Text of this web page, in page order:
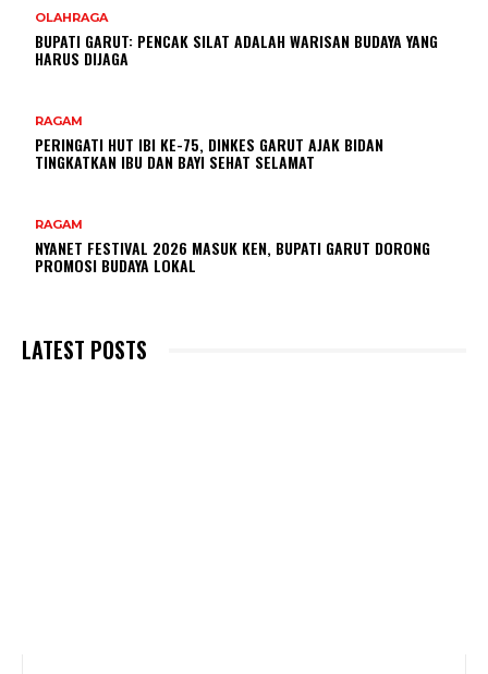
OLAHRAGA
BUPATI GARUT: PENCAK SILAT ADALAH WARISAN BUDAYA YANG
HARUS DIJAGA
RAGAM
PERINGATI HUT IBI KE-75, DINKES GARUT AJAK BIDAN
TINGKATKAN IBU DAN BAYI SEHAT SELAMAT
RAGAM
NYANET FESTIVAL 2026 MASUK KEN, BUPATI GARUT DORONG
PROMOSI BUDAYA LOKAL
LATEST POSTS